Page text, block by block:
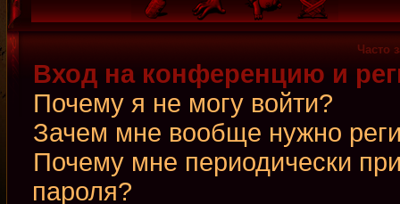
Часто
Вход на конференцию и
Почему я не могу войти?
Зачем мне вообще нужно
Почему мне периодически
пароля?